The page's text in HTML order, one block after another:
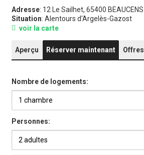
Adresse: 12 Le Sailhet, 65400 BEAUCENS
Situation: Alentours d'Argelès-Gazost
voir la carte
Aperçu Réserver maintenant Offres
Nombre de logements:
Personnes: